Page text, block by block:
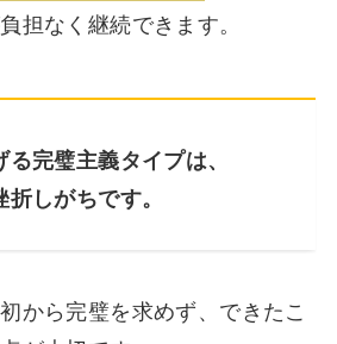
担なく継続できます。
完璧主義タイプは、
しがちです。
から完璧を求めず、できたこ